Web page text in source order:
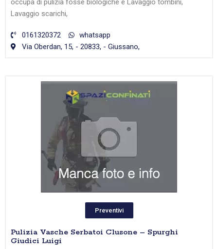
occupa di pulizia fosse biologiche e Lavaggio tombini,
Lavaggio scarichi,
0161320372
whatsapp
Via Oberdan, 15, - 20833, - Giussano,
Preventivi
Pulizia Vasche Serbatoi Clusone – Spurghi
Giudici Luigi